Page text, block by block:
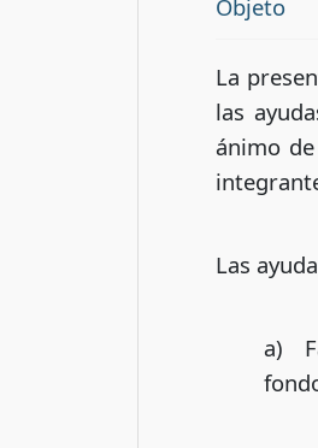
Objeto
La
las
ánimo
Las
a)